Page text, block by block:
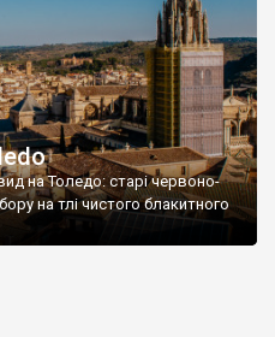
на Толедо: старі червоно-
на тлі чистого блакитного